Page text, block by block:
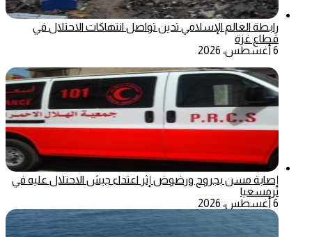
رابطة العالم الإسلامي تدين تواصل انتهاكات الاحتلال في
قطاع غزة
6 أغسطس، 2026
إصابة مسن بجروح ورضوض إثر اعتداء جيش الاحتلال عليه في
ترمسعيا
6 أغسطس، 2026